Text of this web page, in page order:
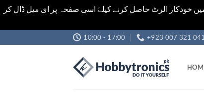
خودکار الرٹ حاصل کرنے کیلےَ اسی صفحہ پر ای میل ڈال کر
to
10:00 - 17:00 +923 007 321 041